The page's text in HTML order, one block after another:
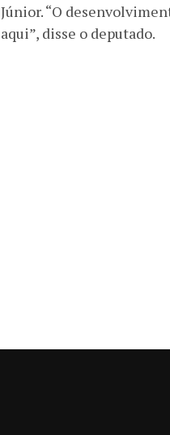
Júnior. “O
aqui”, disse o deputado.